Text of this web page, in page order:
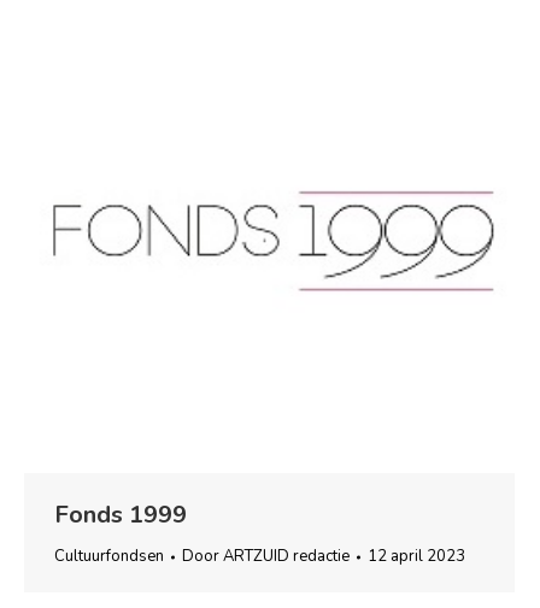
Fonds 1999
Cultuurfondsen DoorARTZUID redactie 12 april 2023